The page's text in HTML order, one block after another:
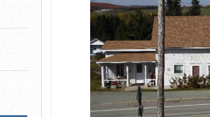
contenu)
l'onglet